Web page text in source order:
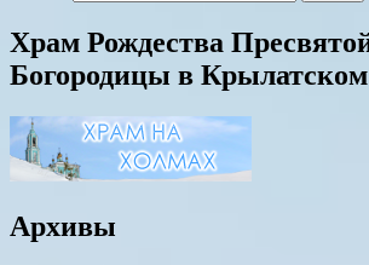
Храм Рождества
Богородицы в Крылатском
Архивы